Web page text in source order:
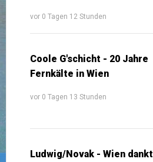
vor 0 Tagen 12 Stunden
Coole G'schicht - 20 Jahre
Fernkälte in Wien
vor 0 Tagen 13 Stunden
Ludwig/Novak - Wien dankt